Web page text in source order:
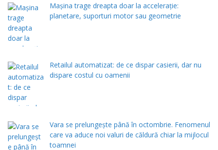
Mașina trage dreapta doar la accelerație:
planetare, suporturi motor sau geometrie
Retailul automatizat: de ce dispar casierii, dar nu
dispare costul cu oamenii
Vara se prelungeşte până în octombrie. Fenomenul
care va aduce noi valuri de căldură chiar la mijlocul
toamnei